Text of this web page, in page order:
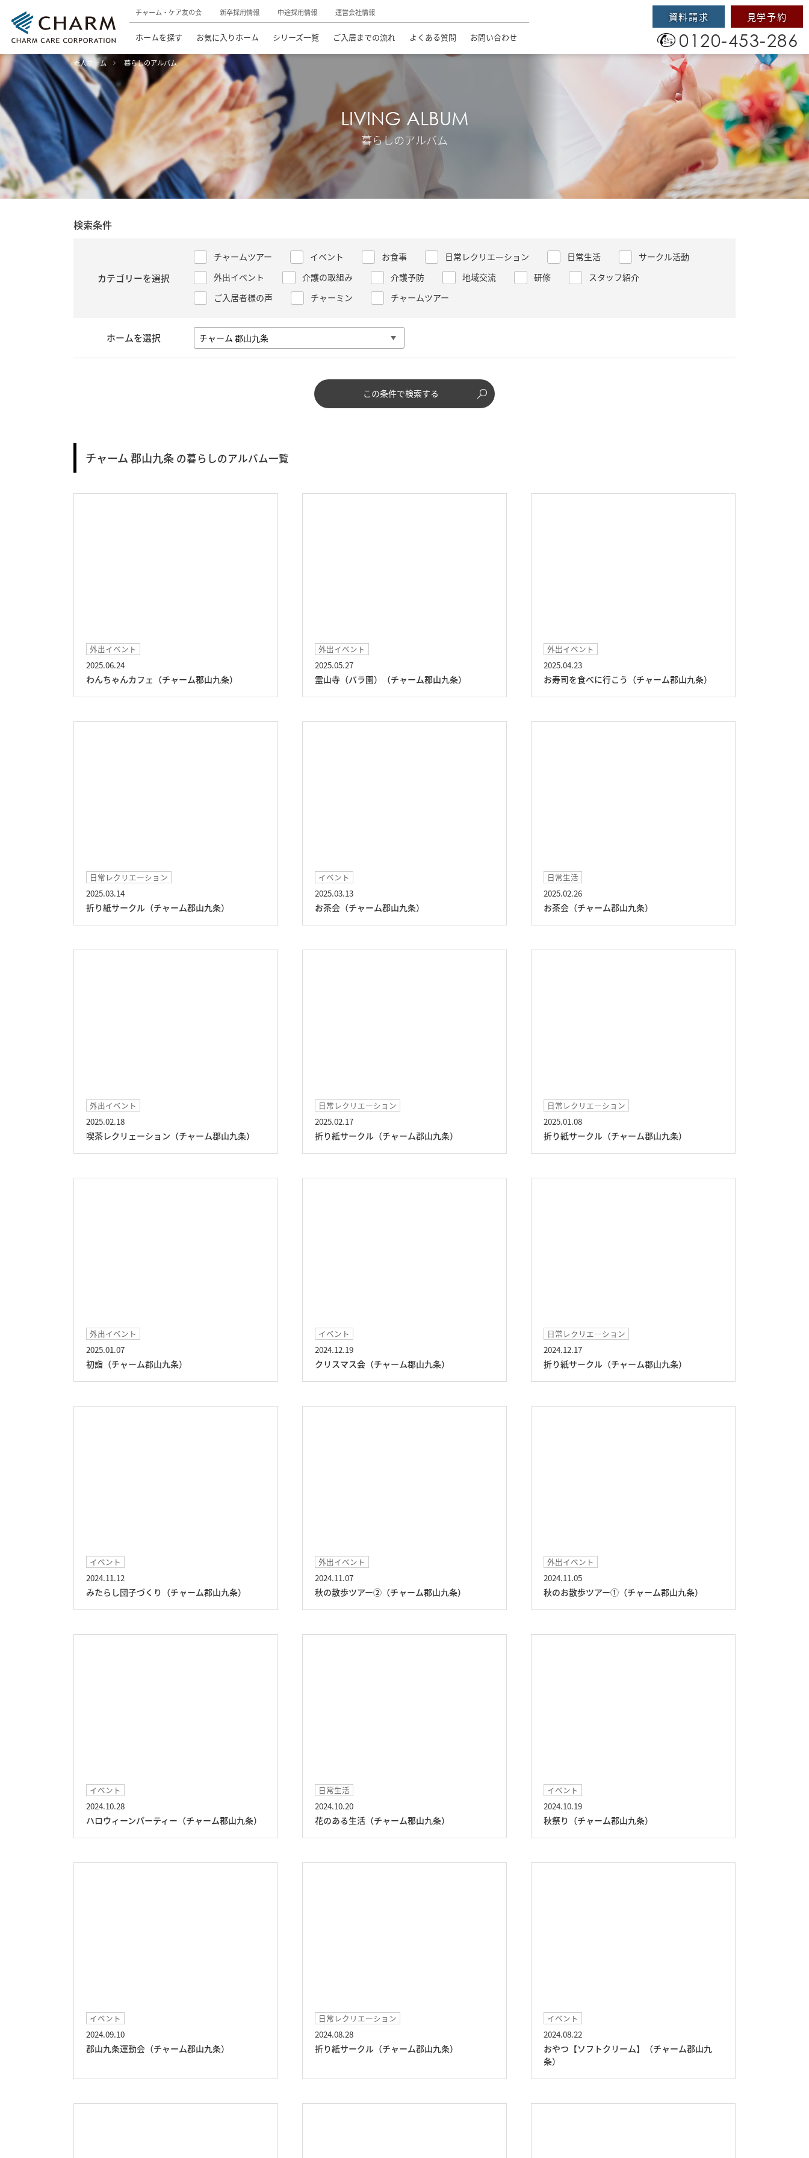
チャーム・ケア友の会 新卒採用情報 中途採用情報 運営会社情報
ホームを探す お気に入りホーム シリーズ一覧 ご入居までの流れ よくある質問 お問い合わせ
資料請求 見学予約
0120-453-286
老人ホーム 暮らしのアルバム
LIVING ALBUM
暮らしのアルバム
検索条件
カテゴリーを選択
チャームツアー イベント お食事 日常レクリエ―ション 日常生活
サークル活動
外出イベント
介護の取組み 介護予防 地域交流 研修
スタッフ紹介
ご入居者様の声
チャーミン チャームツアー
ホームを選択
この条件で検索する
チャーム 郡山九条 の暮らしのアルバム一覧
外出イベント
2025.06.24
わんちゃんカフェ（チャーム郡山九条）
外出イベント
2025.05.27
霊山寺（バラ園）（チャーム郡山九条）
外出イベント
2025.04.23
お寿司を食べに行こう（チャーム郡山九条）
日常レクリエ―ション
2025.03.14
折り紙サークル（チャーム郡山九条）
イベント
2025.03.13
お茶会（チャーム郡山九条）
日常生活
2025.02.26
お茶会（チャーム郡山九条）
外出イベント
2025.02.18
喫茶レクリェーション（チャーム郡山九条）
日常レクリエ―ション
2025.02.17
折り紙サークル（チャーム郡山九条）
日常レクリエ―ション
2025.01.08
折り紙サークル（チャーム郡山九条）
外出イベント
2025.01.07
初詣（チャーム郡山九条）
イベント
2024.12.19
クリスマス会（チャーム郡山九条）
日常レクリエ―ション
2024.12.17
折り紙サークル（チャーム郡山九条）
イベント
2024.11.12
みたらし団子づくり（チャーム郡山九条）
外出イベント
2024.11.07
秋の散歩ツアー②（チャーム郡山九条）
外出イベント
2024.11.05
秋のお散歩ツアー①（チャーム郡山九条）
イベント
2024.10.28
ハロウィーンパーティー（チャーム郡山九条）
日常生活
2024.10.20
花のある生活（チャーム郡山九条）
イベント
2024.10.19
秋祭り（チャーム郡山九条）
イベント
2024.09.10
郡山九条運動会（チャーム郡山九条）
日常レクリエ―ション
2024.08.28
折り紙サークル（チャーム郡山九条）
イベント
2024.08.22
おやつ【ソフトクリーム】（チャーム郡山九
条）